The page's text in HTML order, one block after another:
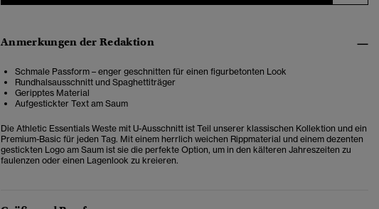
Anmerkungen der Redaktion
Schmale Passform – enger geschnitten für einen figurbetonten Look
Rundhalsausschnitt und Spaghettiträger
Geripptes Material
Aufgestickter Text am Saum
Die Athletic Essentials Weste mit U-Ausschnitt ist Teil unserer klassischen Kollektion und ein
Premium-Basic für jeden Tag. Mit einem herrlich weichen Rippmaterial und einem dezenten
gestickten Logo am Saum ist sie die perfekte Option, um in den kälteren Jahreszeiten zu
faulenzen oder einen Lagenlook zu kreieren.